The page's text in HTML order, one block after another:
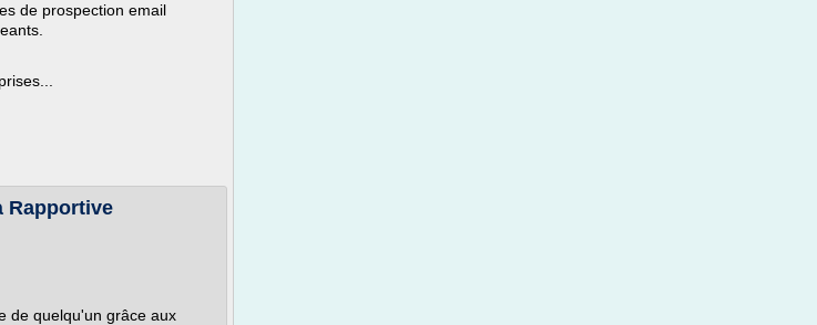
de prospection email
Rapportive
de quelqu'un grâce aux